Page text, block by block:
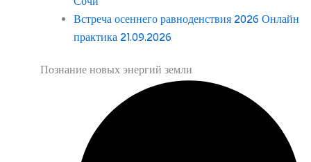
Встреча осеннего равноденствия 2026 Онлайн
практика 21.09.2026
Познание новых энергий земли